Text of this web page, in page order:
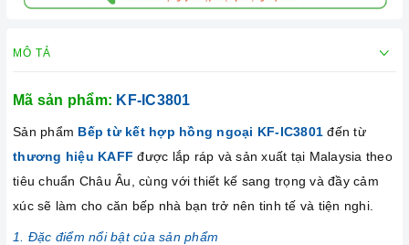
MÔ TẢ
Mã sản phẩm: KF-IC3801
Sản phẩm Bếp từ kết hợp hồng ngoại KF-IC3801 đến từ
thương hiệu KAFF được lắp ráp và sản xuất tại Malaysia theo
tiêu chuẩn Châu Âu, cùng với thiết kế sang trọng và đầy cảm
xúc sẽ làm cho căn bếp nhà bạn trở nên tinh tế và tiện nghi.
1. Đặc điểm nổi bật của sản phẩm